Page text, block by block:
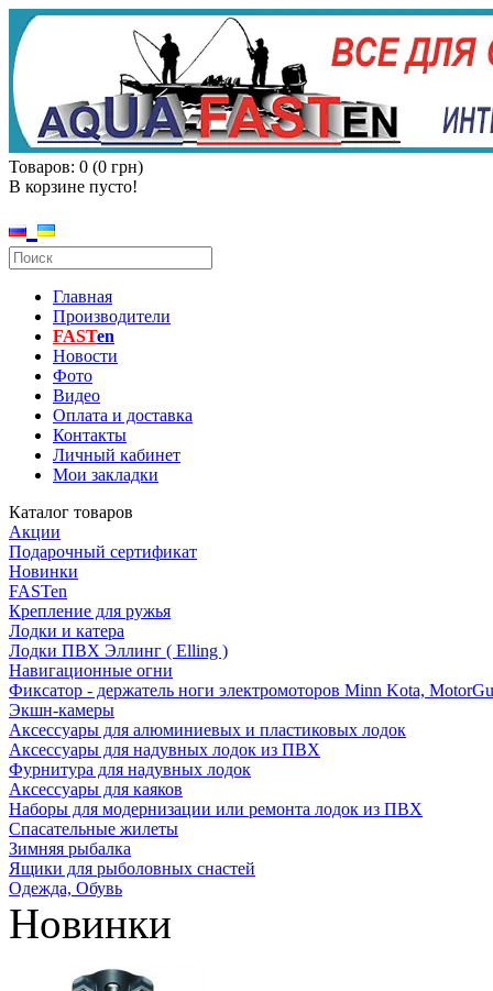
Товаров: 0 (0 грн)
В корзине пусто!
Главная
Производители
FASTen
Новости
Фото
Видео
Оплата и доставка
Контакты
Личный кабинет
Мои закладки
Каталог товаров
Акции
Подарочный сертификат
Новинки
FASTen
Крепление для ружья
Лодки и катера
Лодки ПВХ Эллинг ( Elling )
Навигационные огни
Фиксатор - держатель ноги электромоторов Minn Kota,
Экшн-камеры
Аксессуары для алюминиевых и пластиковых лодок
Аксессуары для надувных лодок из ПВХ
Фурнитура для надувных лодок
Аксессуары для каяков
Наборы для модернизации или ремонта лодок из ПВХ
Спасательные жилеты
Зимняя рыбалка
Ящики для рыболовных снастей
Одежда, Обувь
Новинки